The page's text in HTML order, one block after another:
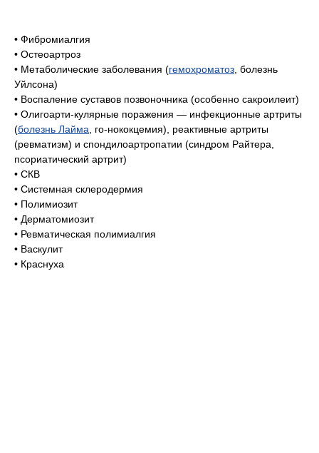
• Фибромиалгия
• Остеоартроз
• Метаболические заболевания (гемохроматоз , болезнь
Уйлсона)
• Воспаление суставов позвоночника (особенно сакроилеит)
• Олигоарти-кулярные поражения — инфекционные артриты
(болезнь Лайма , го-нококцемия), реактивные артриты
(ревматизм) и спондилоартропатии (синдром Райтера,
псориатический артрит)
• СКВ
• Системная склеродермия
• Полимиозит
• Дерматомиозит
• Ревматическая полимиалгия
• Васкулит
• Краснуха